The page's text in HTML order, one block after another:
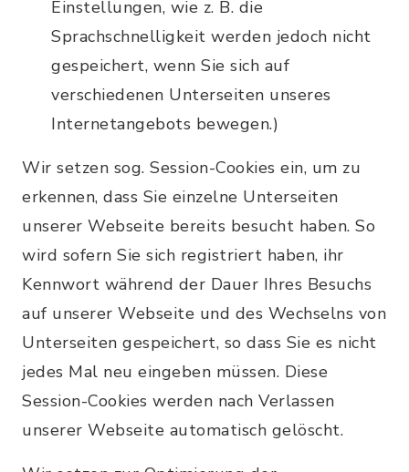
Einstellungen, wie z. B. die
Sprachschnelligkeit werden jedoch nicht
gespeichert, wenn Sie sich auf
verschiedenen Unterseiten unseres
Internetangebots bewegen.)
Wir setzen sog. Session-Cookies ein, um zu
erkennen, dass Sie einzelne Unterseiten
unserer Webseite bereits besucht haben. So
wird sofern Sie sich registriert haben, ihr
Kennwort während der Dauer Ihres Besuchs
auf unserer Webseite und des Wechselns von
Unterseiten gespeichert, so dass Sie es nicht
jedes Mal neu eingeben müssen. Diese
Session-Cookies werden nach Verlassen
unserer Webseite automatisch gelöscht.